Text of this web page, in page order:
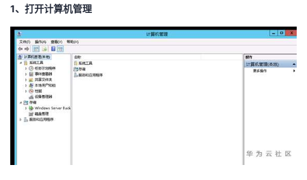
博
客
的
论
坛
我
的
圈
子
我
的
直
我
的
我
1、 打开计算机管理